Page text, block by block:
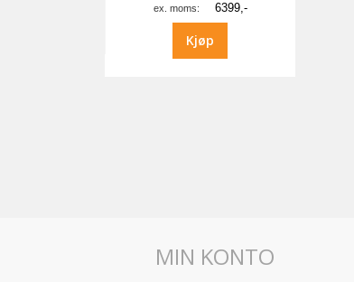
6399,-
Kjøp
MIN KONTO